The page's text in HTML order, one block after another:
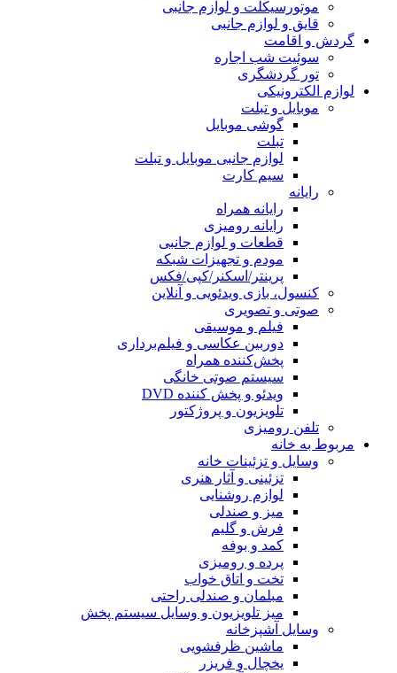
موتورسیکلت و لوازم جانبی
قایق و لوازم جانبی
گردش و اقامت
سوئیت شب اجاره
تور گردشگری
لوازم الکترونیکی
موبایل و تبلت
گوشی موبایل
تبلت
لوازم جانبی موبایل و تبلت
سیم کارت
رایانه
رایانه همراه
رایانه رومیزی
قطعات و لوازم جانبی
مودم و تجهیزات شبکه
پرینتر/اسکنر/کپی/فکس
کنسول، بازی‌ ویدئویی و آنلاین
صوتی و تصویری
فیلم و موسیقی
دوربین عکاسی و فیلم‌برداری
پخش‌کننده همراه
سیستم صوتی خانگی
ویدئو و پخش کننده DVD
تلویزیون و پروژکتور
تلفن رومیزی
مربوط به خانه
وسایل و تزئینات خانه
تزئینی و آثار هنری
لوازم روشنایی
میز و صندلی
فرش و گلیم
کمد و بوفه
پرده و رومیزی
تخت و اتاق خواب
مبلمان و صندلی راحتی
میز تلویزیون و وسایل سیستم پخش
وسایل آشپزخانه
ماشین ظرفشویی
یخچال و فریزر